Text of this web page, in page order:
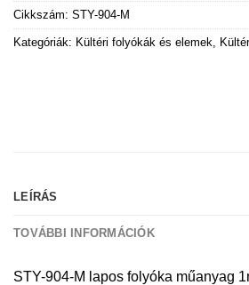
Cikkszám: STY-904-M
Kategóriák: Kültéri folyókák és elemek
LEÍRÁS
TOVÁBBI INFORMÁCIÓK
STY-904-M lapos folyóka műanyag